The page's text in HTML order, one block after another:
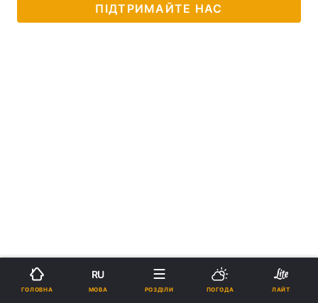
ПІДТРИМАЙТЕ НАС
ГОЛОВНА
RU
МОВА РОЗДІЛИ ПОГОДА ЛАЙТ